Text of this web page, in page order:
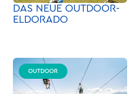
DAS NEUE OUTDOOR-
ELDORADO
OUTDOOR